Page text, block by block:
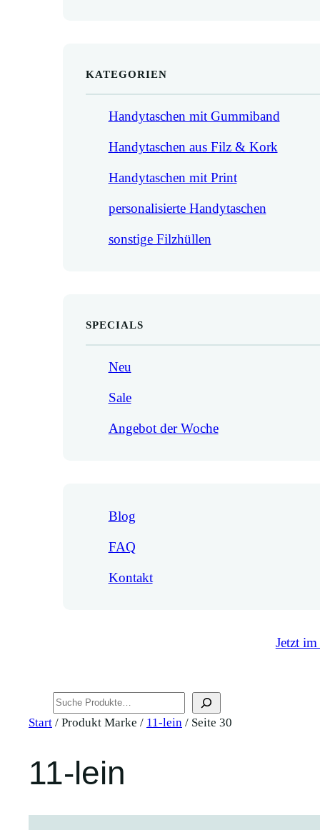
KATEGORIEN
Handytaschen mit Gummiband
Handytaschen aus Filz & Kork
Handytaschen mit Print
personalisierte Handytaschen
sonstige Filzhüllen
SPECIALS
Neu
Sale
Angebot der Woche
Blog
FAQ
Kontakt
Jetzt
Start / Produkt Marke / 11-lein / Seite 30
11-lein